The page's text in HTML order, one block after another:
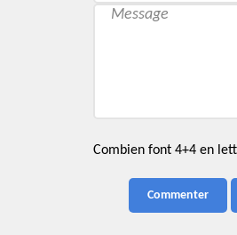
Combien font 4+4 en